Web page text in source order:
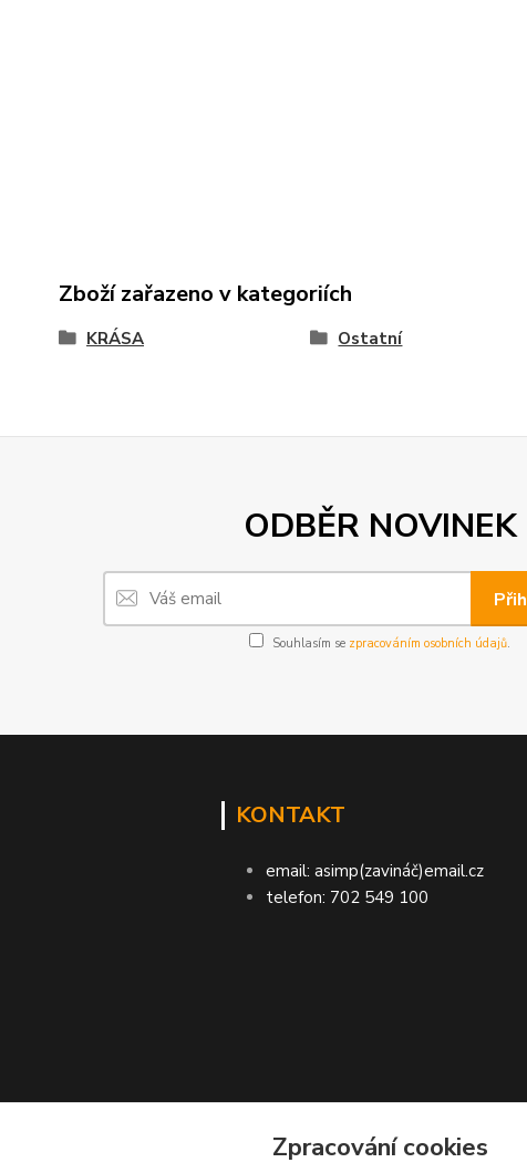
Zboží zařazeno v kategoriích
KRÁSA Ostatní
ODBĚR NOVINEK
Souhlasím se zpracováním osobních údajů.
KONTAKT
email: asimp(zavináč)email.cz
telefon: 702 549 100
Zpracování cookies